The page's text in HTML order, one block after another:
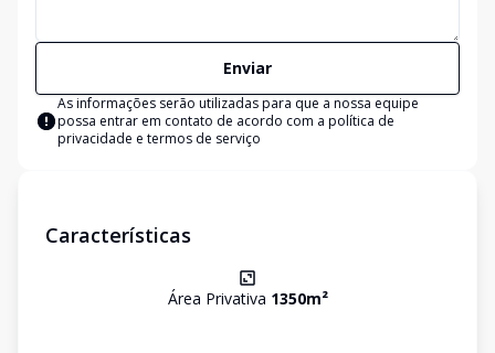
Enviar
As informações serão utilizadas para que a nossa equipe
possa entrar em contato de acordo com a política de
privacidade e termos de serviço
Características
Área Privativa 1350m²